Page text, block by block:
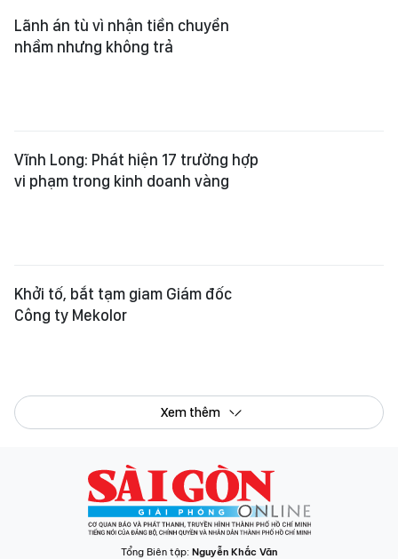
Lãnh án tù vì nhận tiền chuyển
nhầm nhưng không trả
Vĩnh Long: Phát hiện 17 trường hợp
vi phạm trong kinh doanh vàng
Khởi tố, bắt tạm giam Giám đốc
Công ty Mekolor
Xem thêm
Tổng Biên tập: Nguyễn Khắc Văn